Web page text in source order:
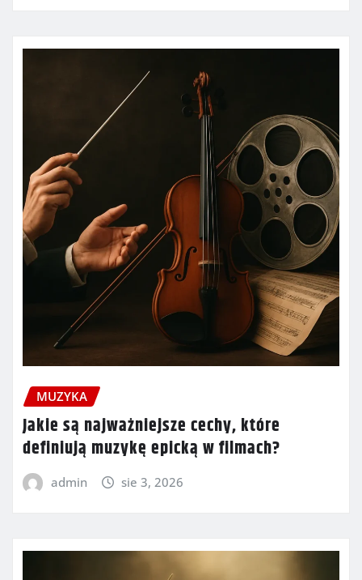
MUZYKA
Jakie są najważniejsze cechy, które
definiują muzykę epicką w filmach?
admin sie 3, 2026